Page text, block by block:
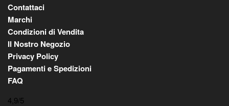
Contattaci
Marchi
Condizioni di Vendita
Il Nostro Negozio
Privacy Policy
Pagamenti e Spedizioni
FAQ
4,9/5